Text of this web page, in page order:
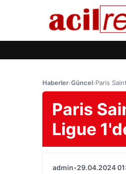
Haberler›Güncel›Paris
Paris
Ligue
admin•29.04.2024